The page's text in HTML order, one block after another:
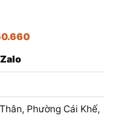
Zalo
Phường Cái Khế,